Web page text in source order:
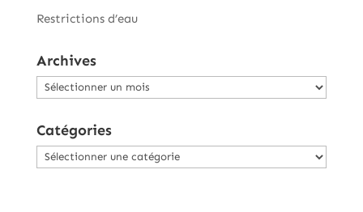
Restrictions d’eau
Archives
Archives
Catégories
Catégories